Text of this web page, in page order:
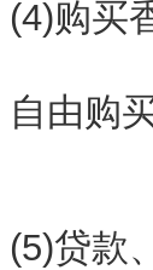
(4)购买
自由购
(5)贷款